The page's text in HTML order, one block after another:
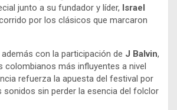
junto a su fundador y líder, Israel
por los clásicos que marcaron
con la participación de J Balvin,
colombianos más influyentes a nivel
refuerza la apuesta del festival por
sonidos sin perder la esencia del folclor